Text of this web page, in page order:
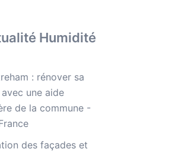
Humidité
: rénover sa
une aide
de la commune -
des façades et